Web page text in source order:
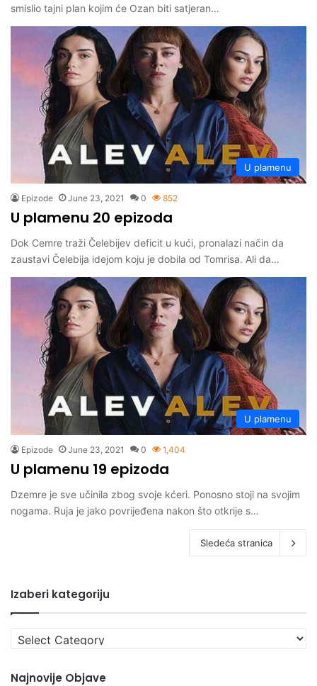
smislio tajni plan kojim će Ozan biti satjeran…
U plamenu
Epizode June 23, 2021 0 852
U plamenu 20 epizoda
Dok Cemre traži Čelebijev deficit u kući, pronalazi način da
zaustavi Čelebija idejom koju je dobila od Tomrisa. Ali da…
U plamenu
Epizode June 23, 2021 0 1,404
U plamenu 19 epizoda
Dzemre je sve učinila zbog svoje kćeri. Ponosno stoji na svojim
nogama. Ruja je jako povrijeđena nakon što otkrije s…
Sledeća stranica
Izaberi kategoriju
Izaberi
kategoriju
Najnovije Objave